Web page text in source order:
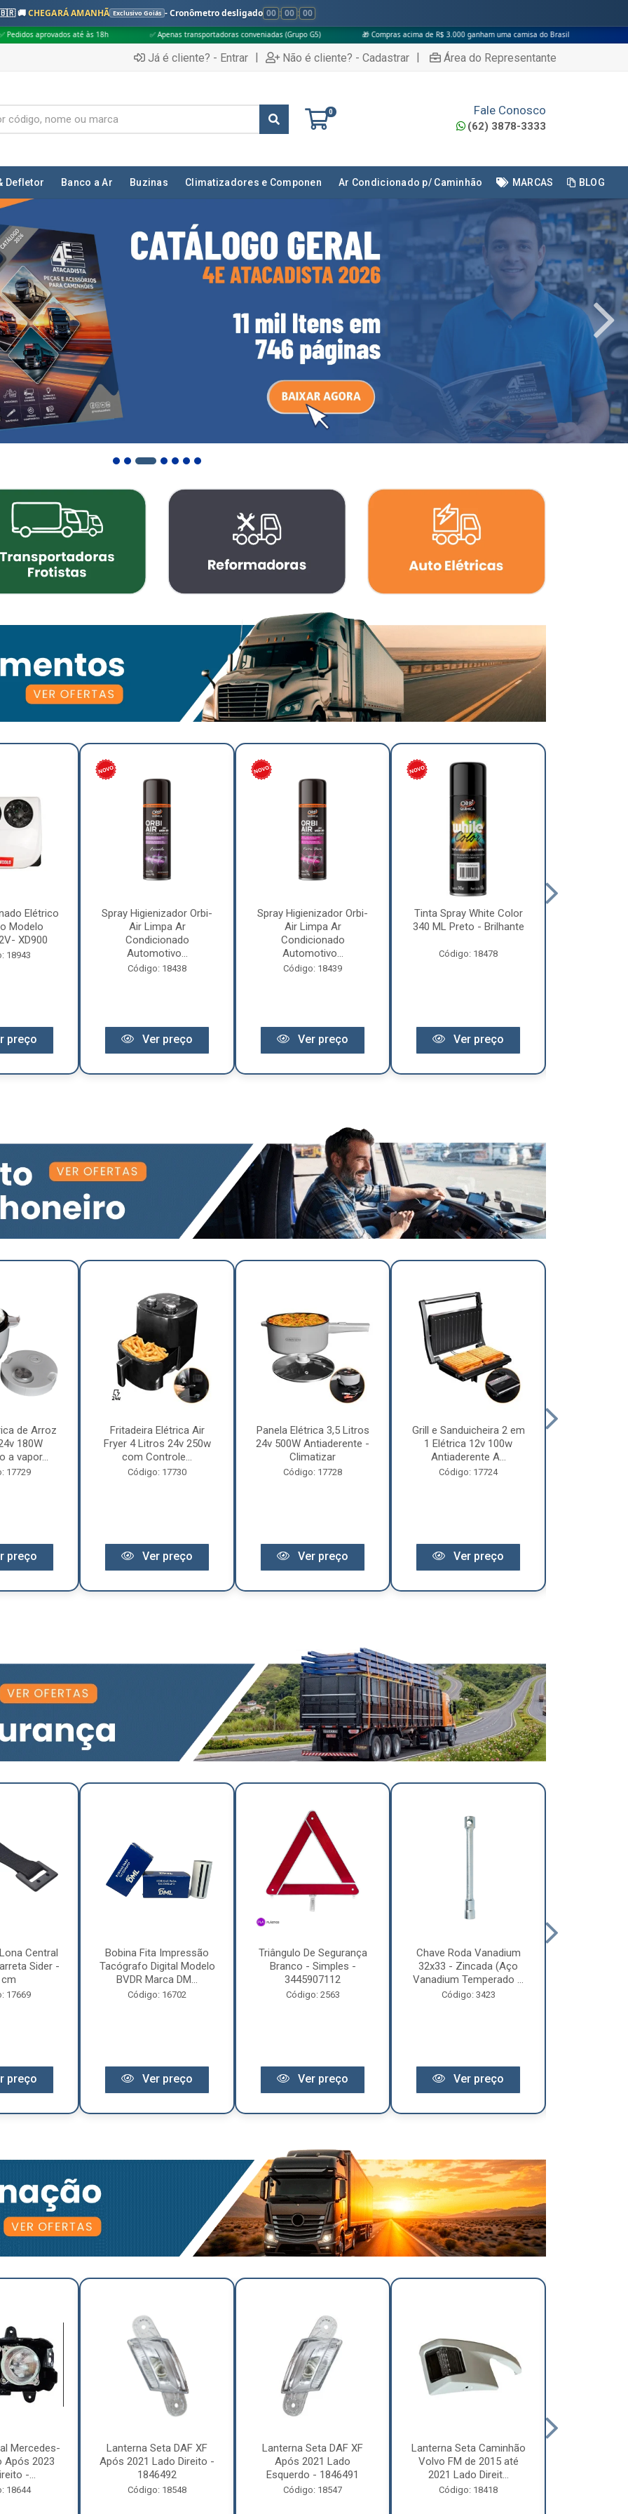
🚚CHEGARÁ AMANHÃ Exclusivo Goiás - Cronômetro desligado 00 : 00 : 00
✅ Apenas transportadoras conveniadas (Grupo G5) 🎁 Compras acima de R$ 3.000 ganham uma camisa do Brasil
Já é cliente? - Entrar | Não é cliente? - Cadastrar | Área do Representante
0 Fale Conosco
(62) 3878-3333
Defletor Banco a Ar Buzinas Climatizadores e Componen Ar Condicionado p/ Caminhão MARCAS BLOG
Elétrico
Modelo
XD900
18943
preço
Spray Higienizador Orbi-
Air Limpa Ar
Condicionado
Automotivo...
Código: 18438
Ver preço
Spray Higienizador Orbi-
Air Limpa Ar
Condicionado
Automotivo...
Código: 18439
Ver preço
Tinta Spray White Color
340 ML Preto - Brilhante
Código: 18478
Ver preço
de Arroz
180W
a vapor...
17729
preço
Fritadeira Elétrica Air
Fryer 4 Litros 24v 250w
com Controle...
Código: 17730
Ver preço
Panela Elétrica 3,5 Litros
24v 500W Antiaderente -
Climatizar
Código: 17728
Ver preço
Grill e Sanduicheira 2 em
1 Elétrica 12v 100w
Antiaderente A...
Código: 17724
Ver preço
Central
Sider -
17669
preço
Bobina Fita Impressão
Tacógrafo Digital Modelo
BVDR Marca DM...
Código: 16702
Ver preço
Triângulo De Segurança
Branco - Simples -
3445907112
Código: 2563
Ver preço
Chave Roda Vanadium
32x33 - Zincada (Aço
Vanadium Temperado ...
Código: 3423
Ver preço
Mercedes-
Após 2023
-...
18644
Lanterna Seta DAF XF
Após 2021 Lado Direito -
1846492
Código: 18548
Lanterna Seta DAF XF
Após 2021 Lado
Esquerdo - 1846491
Código: 18547
Lanterna Seta Caminhão
Volvo FM de 2015 até
2021 Lado Direit...
Código: 18418